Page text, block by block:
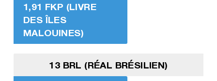
1,91 FKP (LIVRE
DES ÎLES
MALOUINES)
13 BRL (RÉAL BRÉSILIEN)